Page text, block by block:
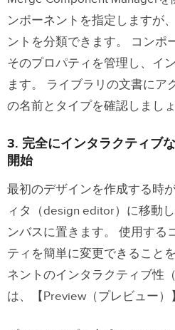
ンポーネントを指定しますが
ントを分類できます。 コンポ
そのプロパティを管理し、イ
ます。 ライブラリの文書にア
の名前とタイプを確認しましょ
3. 完全にインタラクティブ
開始
最初のデザインを作成する時
ィタ（design editor）に移動
ンバスに置きます。 使用する
ティを簡単に変更できること
ネントのインタラクティブ性
は、【Preview（プレビュー）